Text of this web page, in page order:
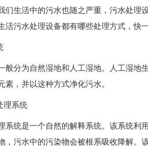
生活中的污水也随之严重，污水处理
活污水处理设备都有哪些处理方式，快
分为自然湿地和人工湿地。人工湿地
，并以这种方式净化污水。
系统
统是一个自然的解释系统。该系统利
，污水中的污染物会被根系吸收降解。